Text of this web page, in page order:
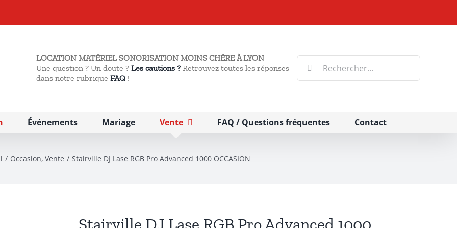
LOCATION MATÉRIEL SONORISATION MOINS CHÈRE À LYON
Une question ? Un doute ? Les cautions ?Retrouvez toutes les réponses
dans notre rubrique FAQ !
Rechercher:
Événements Mariage Vente FAQ / Questions fréquentes Contact
Occasion Vente Stairville DJ Lase RGB Pro Advanced 1000 OCCASION